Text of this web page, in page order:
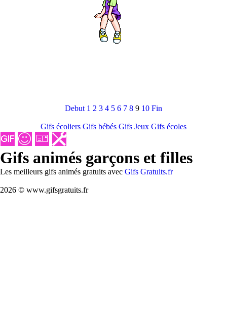
Debut 1 2 3 4 5 6 7 8 9 10 Fin
Gifs écoliers Gifs bébés Gifs Jeux Gifs écoles
Gifs animés garçons et filles
Les meilleurs gifs animés gratuits avec Gifs Gratuits.fr
2026 © www.gifsgratuits.fr